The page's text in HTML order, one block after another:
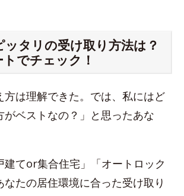
タリの受け取り方法は？
でチェック！
方は理解できた。では、私にはど
がベストなの？」と思ったあな
建てor集合住宅」「オートロック
たの居住環境に合った受け取り